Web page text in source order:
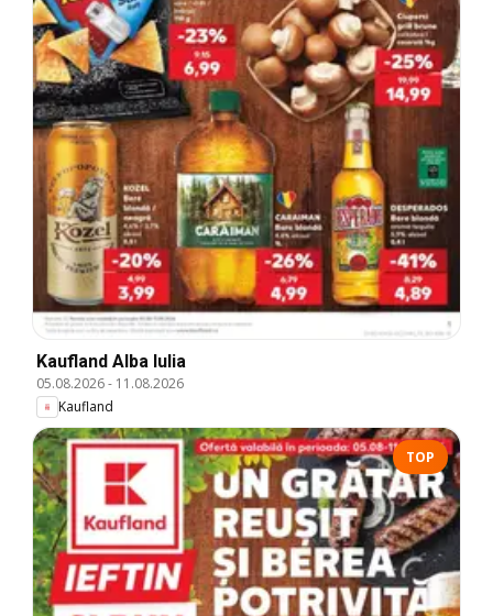
Kaufland Alba Iulia
05.08.2026- 11.08.2026
Kaufland
TOP